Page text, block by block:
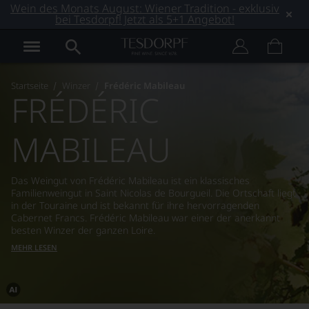
Wein des Monats August: Wiener Tradition - exklusiv
bei Tesdorpf! Jetzt als 5+1 Angebot!
Startseite Winzer
Dieses
FRÉDÉRIC
MABILEAU
Das Weingut von Frédéric Mabileau ist ein klassisches
Familienweingut in Saint Nicolas de Bourgueil. Die Ortschaft liegt
in der Touraine und ist bekannt für ihre hervorragenden
Cabernet Francs. Frédéric Mabileau war einer der anerkannt
besten Winzer der ganzen Loire.
MEHR LESEN